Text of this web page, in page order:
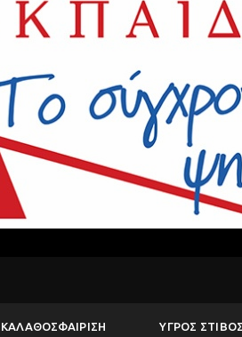
ΚΑΛΑΘΟΣΦΑΙΡΙΣΗ ΥΓΡΟΣ ΣΤΙΒΟΣ